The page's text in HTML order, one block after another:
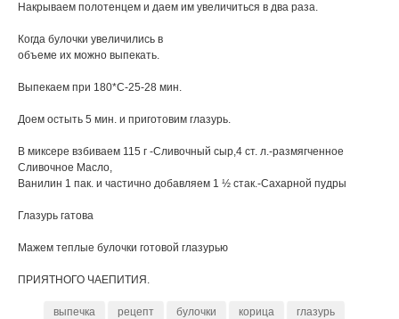
Накрываем полотенцем и даем им увеличиться в два раза.
Когда булочки увеличились в
объеме их можно выпекать.
Выпекаем при 180*С-25-28 мин.
Доем остыть 5 мин. и приготовим глазурь.
В миксере взбиваем 115 г -Сливочный сыр,4 ст. л.-размягченное
Сливочное Масло,
Ванилин 1 пак. и частично добавляем 1 ½ стак.-Сахарной пудры
Глазурь гатова
Мажем теплые булочки готовой глазурью
ПРИЯТНОГО ЧАЕПИТИЯ.
выпечка рецепт булочки корица глазурь